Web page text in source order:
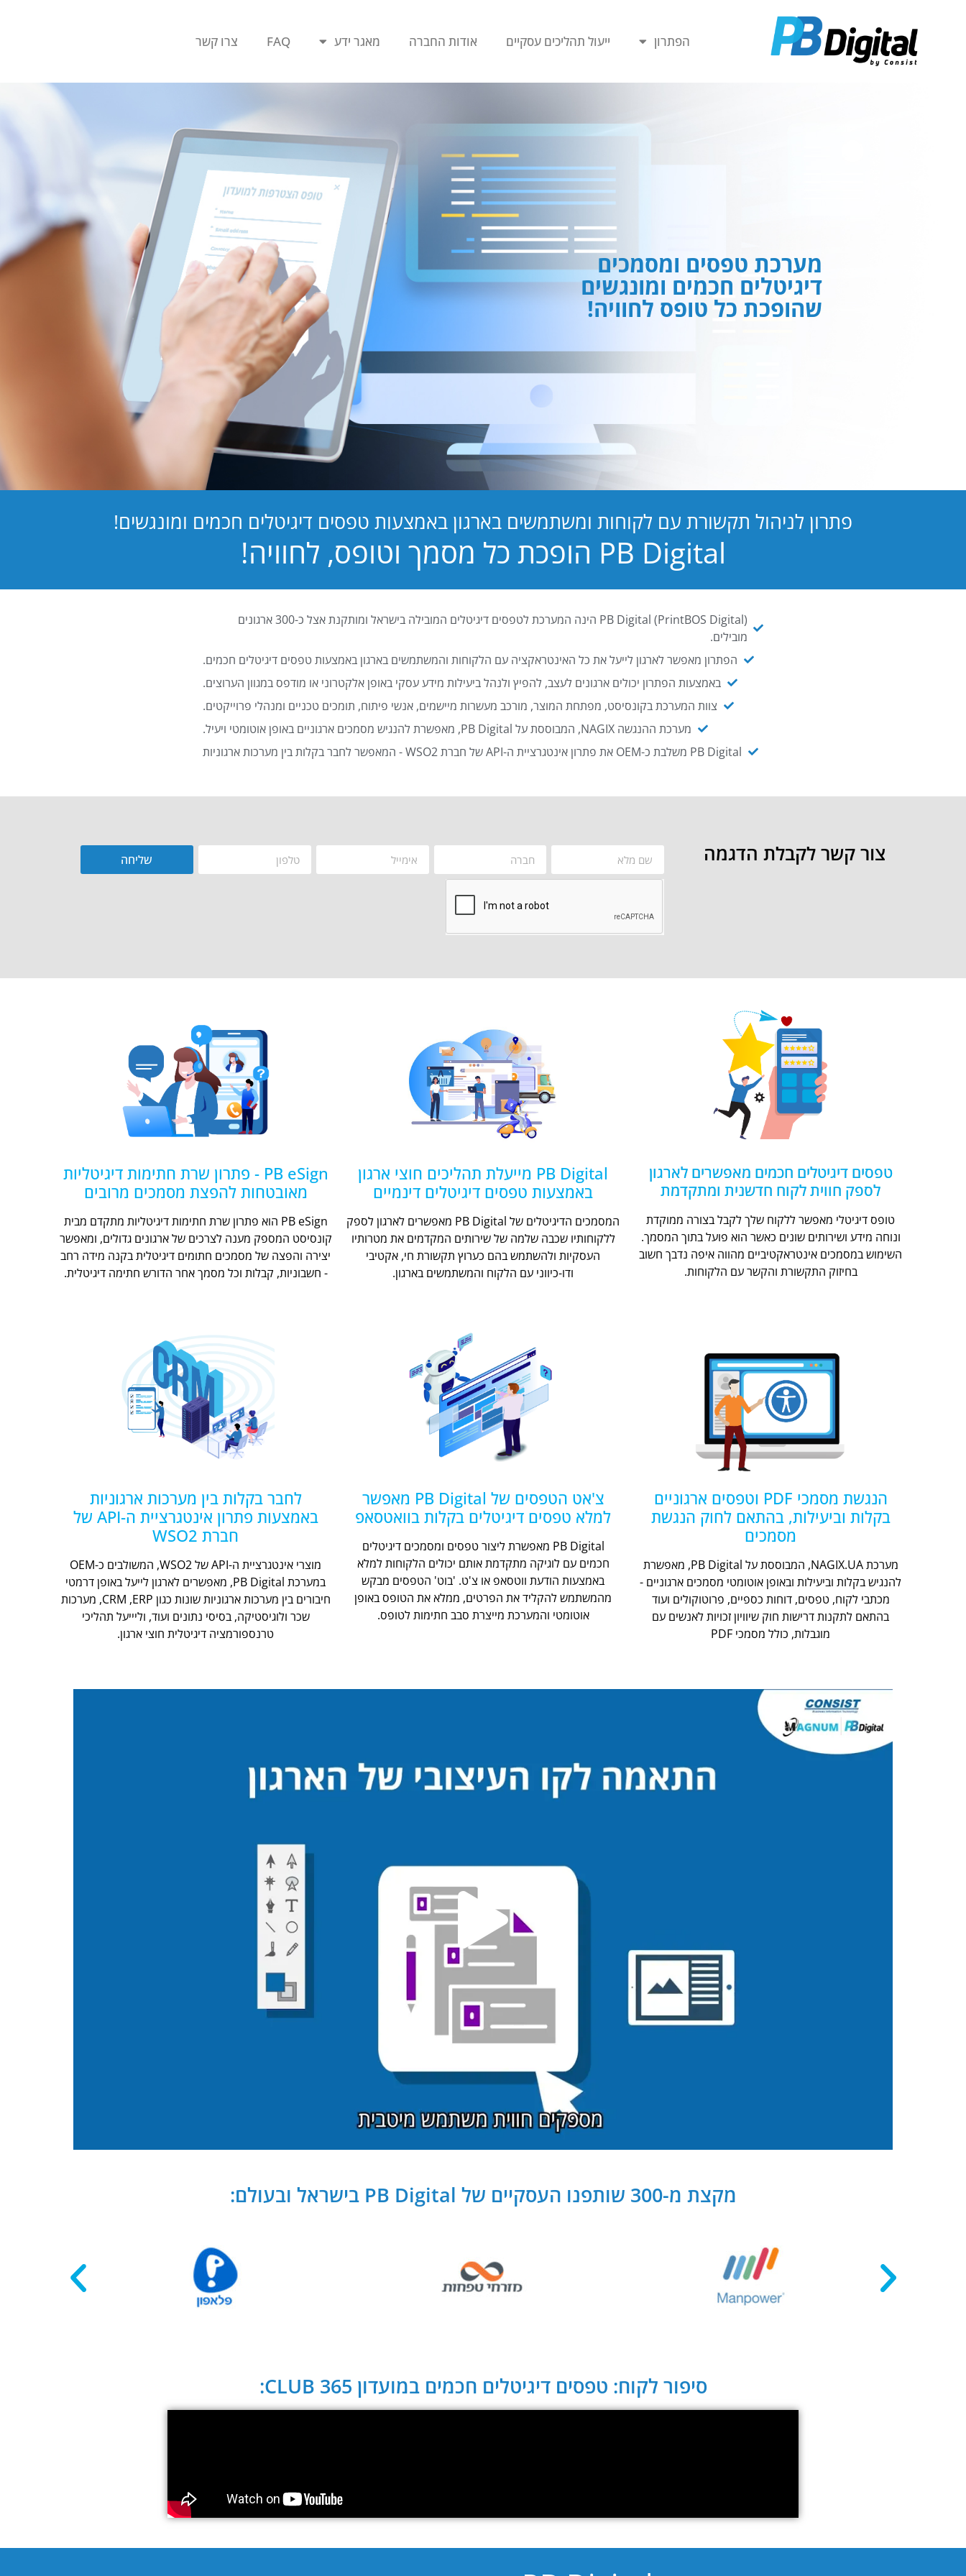
הפתרון ייעול תהליכים עסקיים אודות החברה מאגר ידע FAQ צרו קשר
מערכת טפסים ומסמכים
דיגיטלים חכמים ומונגשים
שהופכת כל טופס לחוויה!
פתרון לניהול תקשורת עם לקוחות ומשתמשים בארגון באמצעות טפסים דיגיטלים חכמים ומונגשים!
PB Digital הופכת כל מסמך וטופס, לחוויה!
PB Digital (PrintBOS Digital) הינה המערכת לטפסים דיגיטלים המובילה בישראל ומותקנת אצל כ-300 ארגונים
מובילים.
הפתרון מאפשר לארגון לייעל את כל האינטראקציה עם הלקוחות והמשתמשים בארגון באמצעות טפסים דיגיטלים חכמים.
באמצעות הפתרון יכולים ארגונים לעצב, להפיץ ולנהל ביעילות מידע עסקי באופן אלקטרוני או מודפס במגוון הערוצים.
צוות המערכת בקונסיסט, מפתחת המוצר, מורכב מעשרות מיישמים, אנשי פיתוח, תומכים טכניים ומנהלי פרוייקטים.
מערכת ההנגשה NAGIX, המבוססת על PB Digital, מאפשרת להנגיש מסמכים ארגוניים באופן אוטומטי ויעיל.
PB Digital משלבת כ-OEM את פתרון אינטגרציית ה-API של חברת WSO2 - המאפשר לחבר בקלות בין מערכות ארגוניות
צור קשר לקבלת הדגמה שליחה
טפסים דיגיטלים חכמים מאפשרים לארגון
לספק חווית לקוח חדשנית ומתקדמת
טופס דיגיטלי מאפשר ללקוח שלך לקבל בצורה ממוקדת
ונוחה מידע ושירותים שונים כאשר הוא פועל בתוך המסמך.
השימוש במסמכים אינטראקטיביים מהווה איפה נדבך חשוב
בחיזוק התקשורת והקשר עם הלקוחות.
PB Digital מייעלת תהליכים חוצי ארגון
באמצעות טפסים דיגיטלים דינמיים
המסמכים הדיגיטלים של PB Digital מאפשרים לארגון לספק
ללקוחותיו שכבה שלמה של שירותים המקדמים את מטרותיו
העסקיות ולהשתמש בהם כערוץ תקשורת חי, אקטיבי
ודו-כיווני עם הלקוח והמשתמשים בארגון.
PB eSign - פתרון שרת חתימות דיגיטליות
מאובטחות להפצת מסמכים מרובים
PB eSign הוא פתרון שרת חתימות דיגיטליות מתקדם מבית
קונסיסט המספק מענה לצרכים של ארגונים גדולים, ומאפשר
יצירה והפצה של מסמכים חתומים דיגיטלית בקנה מידה רחב
- חשבוניות, קבלות וכל מסמך אחר הדורש חתימה דיגיטלית.
הנגשת מסמכי PDF וטפסים ארגוניים
בקלות וביעילות, בהתאם לחוק הנגשת
מסמכים
מערכת NAGIX.UA, המבוססת על PB Digital, מאפשרת
להנגיש בקלות וביעילות ובאופן אוטומטי מסמכים ארגוניים -
מכתבי לקוח, טפסים, דוחות כספיים, פרוטוקולים ועוד
בהתאם לתקנות דרישות חוק שיוויון זכויות לאנשים עם
מוגבלות, כולל מסמכי PDF
צ'אט הטפסים של PB Digital מאפשר
למלא טפסים דיגיטלים בקלות בוואטסאפ
PB Digital מאפשרת ליצור טפסים ומסמכים דיגיטלים
חכמים עם לוגיקה מתקדמת אותם יכולים הלקוחות למלא
באמצעות הודעת ווטסאפ או צ'ט. 'בוט' הטפסים מבקש
מהמשתמש להקליד את הפרטים, ממלא את הטופס באופן
אוטומטי והמערכת מייצרת סבב חתימות לטופס.
לחבר בקלות בין מערכות ארגוניות
באמצעות פתרון אינטגרציית ה-API של
חברת WSO2
מוצרי אינטגרציית ה-API של WSO2, המשולבים כ-OEM
במערכת PB Digital, מאפשרים לארגון לייעל באופן דרמטי
חיבורים בין מערכות ארגוניות שונות כגון CRM ,ERP, מערכות
שכר ולוגיסטיקה, בסיסי נתונים ועוד, וליייעל תהליכי
טרנספורמציה דיגיטלית חוצי ארגון.
מקצת מ-300 שותפנו העסקיים של PB Digital בישראל ובעולם:
סיפור לקוח: טפסים דיגיטלים חכמים במועדון CLUB 365: